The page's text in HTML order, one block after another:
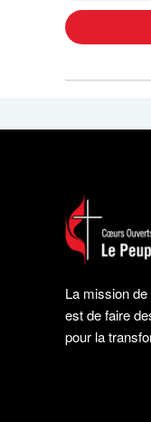
La mission de
est de faire
pour la